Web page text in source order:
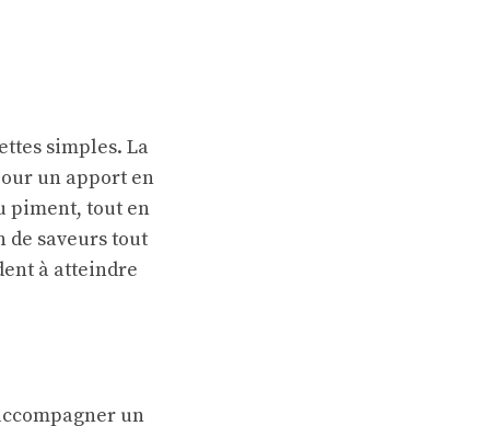
simples. La
un apport en
piment, tout en
saveurs tout
à atteindre
un